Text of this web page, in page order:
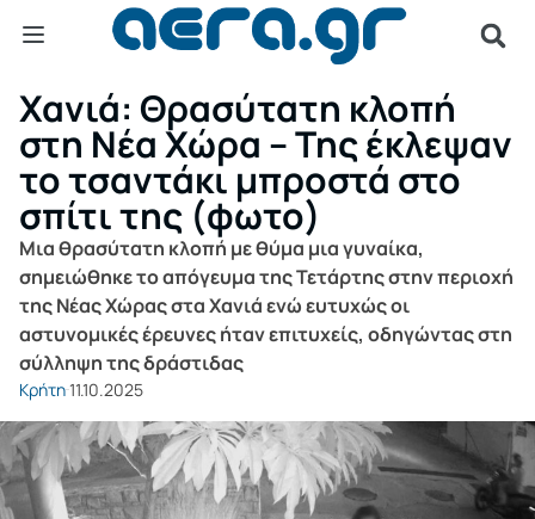
Χανιά: Θρασύτατη κλοπή
στη Νέα Χώρα – Της έκλεψαν
το τσαντάκι μπροστά στο
σπίτι της (φωτο)
Μια θρασύτατη κλοπή με θύμα μια γυναίκα,
σημειώθηκε το απόγευμα της Τετάρτης στην περιοχή
της Νέας Χώρας στα Χανιά ενώ ευτυχώς οι
αστυνομικές έρευνες ήταν επιτυχείς, οδηγώντας στη
σύλληψη της δράστιδας
Κρήτη11.10.2025